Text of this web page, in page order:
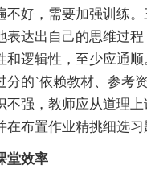
不好，需要加强训练
表达出自己的思维过
和逻辑性，至少应通
分的`依赖教材、参考
不强，教师应从道理
在布置作业精挑细选习
效率